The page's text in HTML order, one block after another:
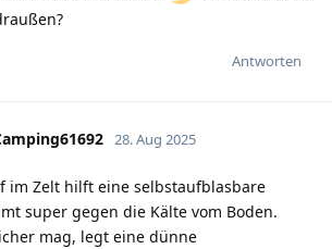
Antworten
28. Aug 2025
im Zelt hilft eine selbstaufblasbare
super gegen die Kälte vom Boden.
mag, legt eine dünne